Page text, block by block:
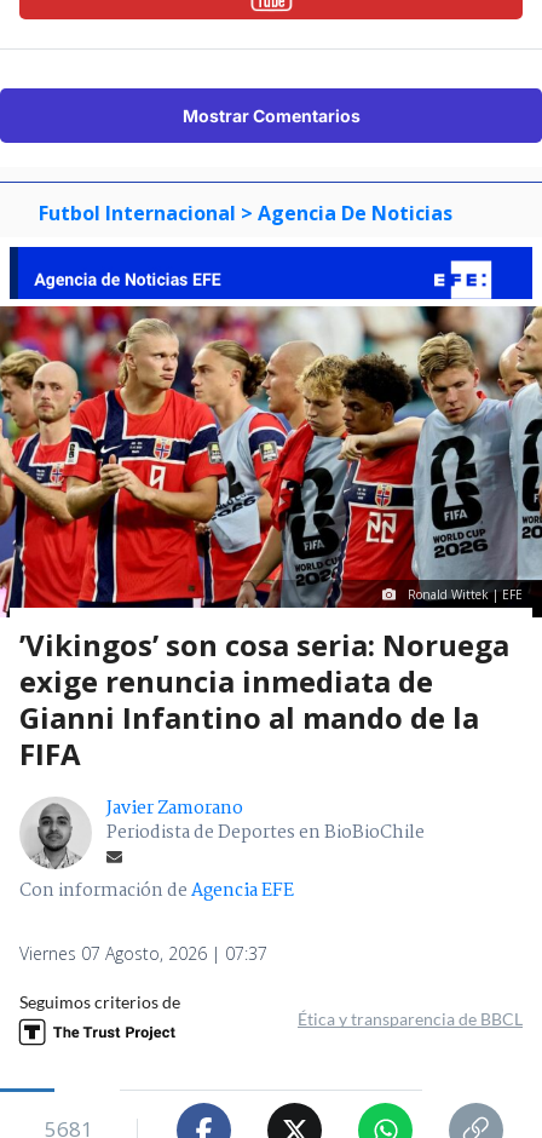
Mostrar Comentarios
Futbol Internacional > Agencia De Noticias
Ronald Wittek | EFE
’Vikingos’ son cosa seria: Noruega
exige renuncia inmediata de
Gianni Infantino al mando de la
FIFA
Javier Zamorano
Periodista de Deportes en BioBioChile
Con información deAgencia EFE
Viernes 07 Agosto, 2026 | 07:37
Seguimos criterios de
Ética y transparencia de BBCL
5681